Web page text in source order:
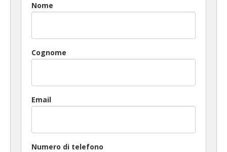
Nome
Cognome
Email
Numero di telefono